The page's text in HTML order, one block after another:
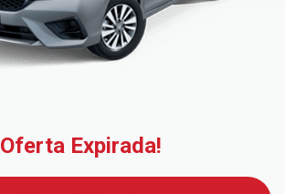
Oferta Expirada!